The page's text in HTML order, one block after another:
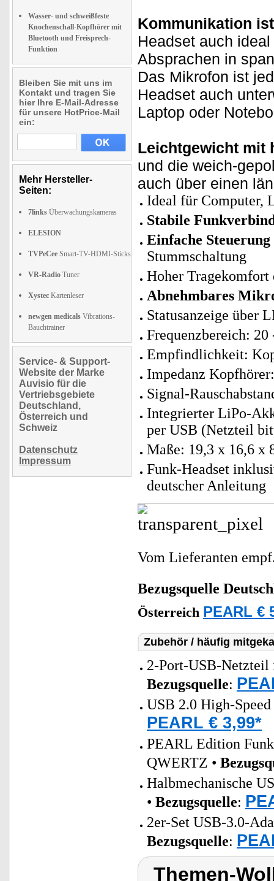
Wasser- und schweißfeste
Knochenschall-Kopfhörer mit
Bluetooth und Freisprech-
Funktion
Bleiben Sie mit uns im
Kontakt und tragen Sie
hier Ihre E-Mail-Adresse
für unsere HotPrice-Mail
ein:
Mehr Hersteller-
Seiten:
7links Überwachungskameras
ELESION
TVPeCee Smart-TV-HDMI-Sticks
VR-Radio Tuner
Xystec Kartenleser
newgen medicals Vibrations-
Bauchtrainer
Service- & Support-
Website der Marke
Auvisio für die
Vertriebsgebiete
Deutschland,
Österreich und
Schweiz
Datenschutz
Impressum
Kommunikation
Headset auch
Absprachen in
Das Mikrofon ist
Headset auch
Laptop oder
Leichtgewicht mit
und die weich-
auch über einen
Ideal für Computer,
Stabile
Einfache Steuerung
Stummschaltung
Hoher Tragekomfort
Abnehmbares
Statusanzeige über
Frequenzbereich: 20
Empfindlichkeit:
Impedanz
Signal-
Integrierter LiPo-
per USB (Netzteil
Maße: 19,3 x 16,6 x
Funk-Headset
deutscher Anleitung
Vom Lieferanten
Bezugsquelle
Österreich PEARL €
Zubehör / häufig
2-Port-USB-Netzteil
Bezugsquelle:
USB 2.0 High-
PEARL € 3,99*
PEARL Edition
QWERTZ •
Halbmechanische
• Bezugsquelle:
2er-Set USB-3.0-
Bezugsquelle:
Themen-